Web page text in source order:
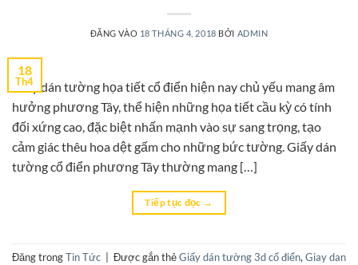
ĐĂNG VÀO 18 THÁNG 4, 2018 BỞI ADMIN
18
Th4
Giấy dán tường họa tiết cổ điển hiện nay chủ yếu mang âm
hưởng phương Tây, thể hiện những họa tiết cầu kỳ có tính
đối xứng cao, đặc biệt nhấn mạnh vào sự sang trọng, tạo
cảm giác thêu hoa dệt gấm cho những bức tường. Giấy dán
tường cổ điển phương Tây thường mang […]
Tiếp tục đọc →
Đăng trongTin Tức Được gắn thẻGiấy dán tường 3d cổ điển, Giay dan